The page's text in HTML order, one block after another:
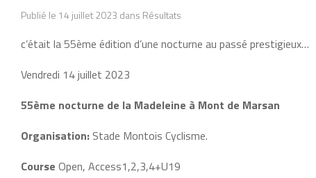
Publié le 14 juillet 2023 dans Résultats
c’était la 55ème édition d’une nocturne au passé prestigieux…
Vendredi 14 juillet 2023
55ème nocturne de la Madeleine à Mont de Marsan
Organisation: Stade Montois Cyclisme.
Course Open, Access1,2,3,4+U19